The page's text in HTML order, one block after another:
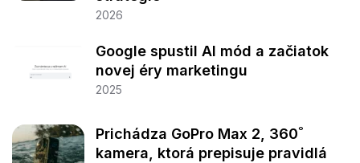
2026
Google spustil AI mód a začiatok
novej éry marketingu
2025
Prichádza GoPro Max 2, 360˚
kamera, ktorá prepisuje pravidlá